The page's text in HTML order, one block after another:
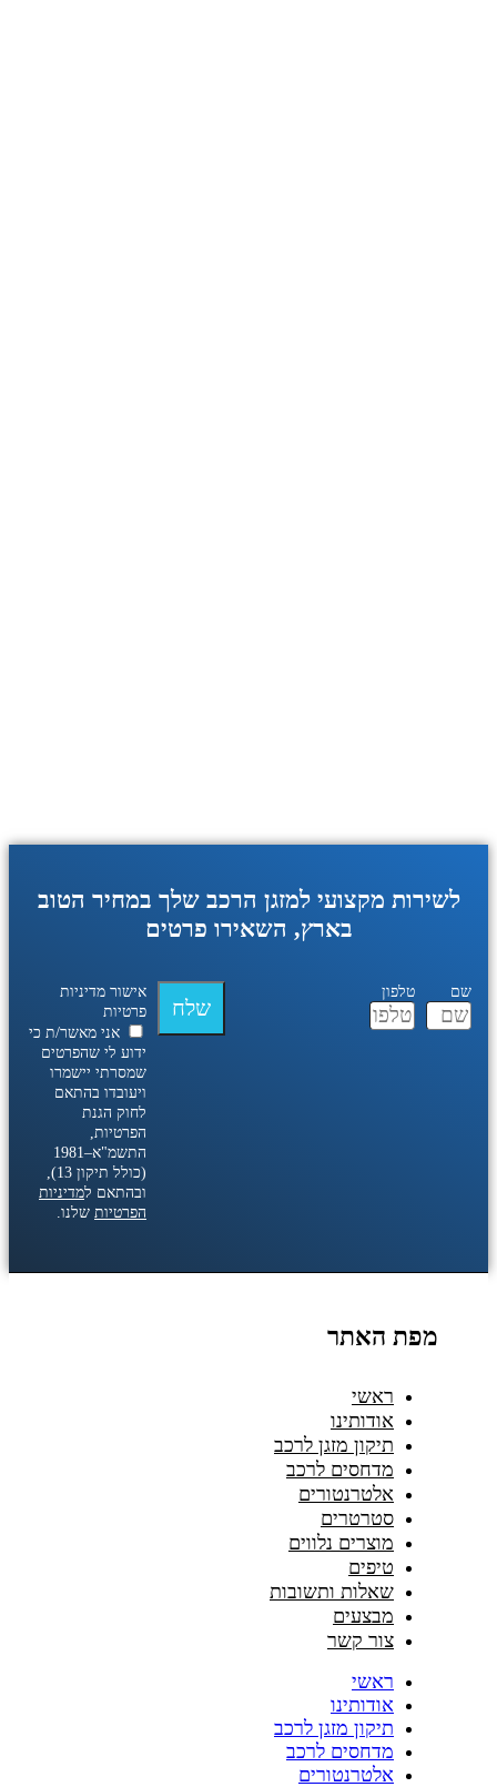
לשירות מקצועי למזגן הרכב שלך במחיר הטוב
בארץ, השאירו פרטים
שם טלפון
אישור מדיניות
פרטיות
אני מאשר/ת כי
ידוע לי שהפרטים
שמסרתי יישמרו
ויעובדו בהתאם
לחוק הגנת
הפרטיות,
התשמ"א–1981
(כולל תיקון 13),
ובהתאם למדיניות
הפרטיות שלנו.
שלח
מפת האתר
ראשי
אודותינו
תיקון מזגן לרכב
מדחסים לרכב
אלטרנטורים
סטרטרים
מוצרים נלווים
טיפים
שאלות ותשובות
מבצעים
צור קשר
ראשי
אודותינו
תיקון מזגן לרכב
מדחסים לרכב
אלטרנטורים